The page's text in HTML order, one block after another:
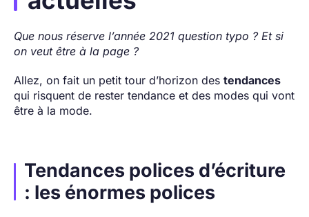
Que nous réserve l’année 2021 question typo ? Et si
on veut être à la page ?
Allez, on fait un petit tour d’horizon des tendances
qui risquent de rester tendance et des modes qui vont
être à la mode.
Tendances polices d’écriture
: les énormes polices